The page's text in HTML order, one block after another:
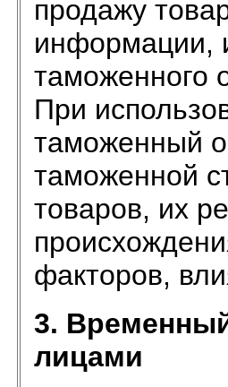
продажу
информации,
таможенного
При
таможенный
таможенной
товаров, их
факторов,
3.
лицами